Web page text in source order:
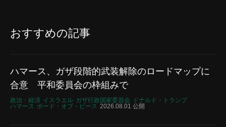
おすすめの記事
ハマース、ガザ段階的武装解除のロードマップに
合意 平和委員会の枠組みで
政治・経済 イスラエル ガザ行政国家委員会
ドナルド・トランプ
ハマース ボード・オブ・ピース 2026.08.01 公開